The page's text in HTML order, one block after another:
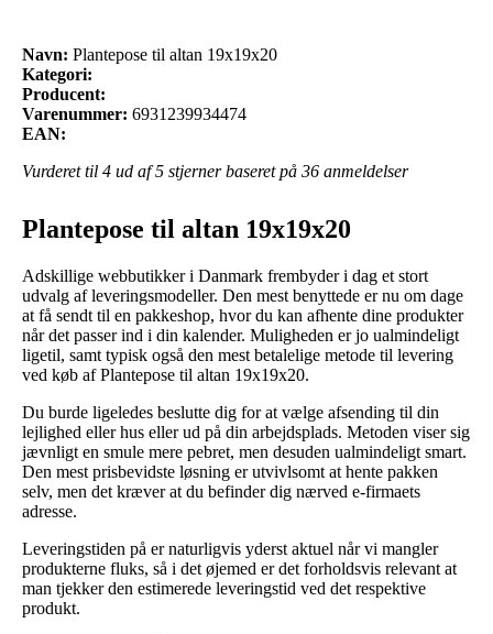
Navn: Plantepose til altan 19x19x20
Kategori:
Producent:
Varenummer: 6931239934474
EAN:
Vurderet til 4 ud af 5 stjerner baseret på 36 anmeldelser
Plantepose til altan 19x19x20
Adskillige webbutikker i Danmark frembyder i dag et stort
udvalg af leveringsmodeller. Den mest benyttede er nu om dage
at få sendt til en pakkeshop, hvor du kan afhente dine produkter
når det passer ind i din kalender. Muligheden er jo ualmindeligt
ligetil, samt typisk også den mest betalelige metode til levering
ved køb af Plantepose til altan 19x19x20.
Du burde ligeledes beslutte dig for at vælge afsending til din
lejlighed eller hus eller ud på din arbejdsplads. Metoden viser sig
jævnligt en smule mere pebret, men desuden ualmindeligt smart.
Den mest prisbevidste løsning er utvivlsomt at hente pakken
selv, men det kræver at du befinder dig nærved e-firmaets
adresse.
Leveringstiden på er naturligvis yderst aktuel når vi mangler
produkterne fluks, så i det øjemed er det forholdsvis relevant at
man tjekker den estimerede leveringstid ved det respektive
produkt.